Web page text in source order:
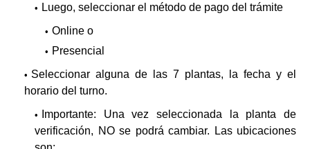
Luego, seleccionar el método de pago del trámite
Online o
Presencial
Seleccionar alguna de las 7 plantas, la fecha y el
horario del turno.
Importante: Una vez seleccionada la planta de
verificación, NO se podrá cambiar. Las ubicaciones